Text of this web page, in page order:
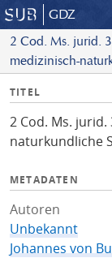
GDZ
2 Cod. Ms. jurid.
medizinisch-
I
f
o
TITEL
2 Cod. Ms. jurid.
naturkundliche
METADATEN
Autoren
Unbekannt
Johannes von